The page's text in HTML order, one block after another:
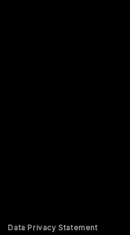
Data Privacy Statement